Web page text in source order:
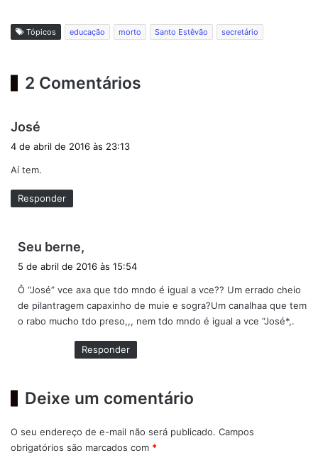
Tópicos educação morto Santo Estêvão secretário
2 Comentários
José
s
e
:
4 de abril de 2016 às 23:13
Aí tem.
Responder
Seu berne,
s
e
:
5 de abril de 2016 às 15:54
Ô “José” vce axa que tdo mndo é igual a vce?? Um errado cheio
de pilantragem capaxinho de muie e sogra?Um canalhaa que tem
o rabo mucho tdo preso,,, nem tdo mndo é igual a vce “José*,.
Responder
Deixe um comentário
O seu endereço de e-mail não será publicado. Campos
obrigatórios são marcados com *